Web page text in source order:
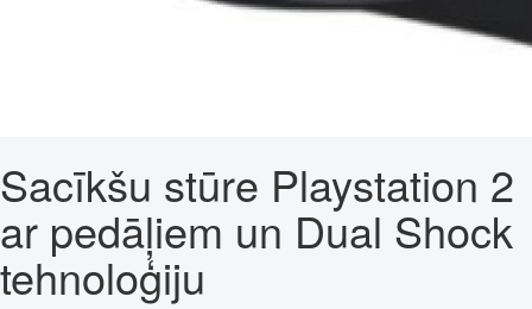
Sacīkšu stūre Playstation 2
ar pedāļiem un Dual Shock
tehnoloģiju